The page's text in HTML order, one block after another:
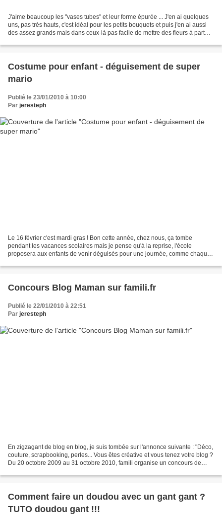
J'aime beaucoup les "vases tubes" et leur forme épurée ... J'en ai quelques
uns, pas très hauts, c'est idéal pour les petits bouquets et puis j'en ai aussi
des assez grands mais dans ceux-là pas facile de mettre des fleurs à part
Costume pour enfant - déguisement de super
mario
Publié le 23/01/2010 à 10:00
Par jeresteph
Le 16 février c'est mardi gras ! Bon cette année, chez nous, ça tombe
pendant les vacances scolaires mais je pense qu'à la reprise, l'école
proposera aux enfants de venir déguisés pour une journée, comme chaque
Concours Blog Maman sur famili.fr
Publié le 22/01/2010 à 22:51
Par jeresteph
En zigzagant de blog en blog, je suis tombée sur l'annonce suivante : "Déco,
couture, scrapbooking, perles... Vous êtes créative et vous tenez votre blog ?
Du 20 octobre 2009 au 31 octobre 2010, famili organise un concours de
Comment faire un doudou avec un gant gant ?
TUTO doudou gant !!!